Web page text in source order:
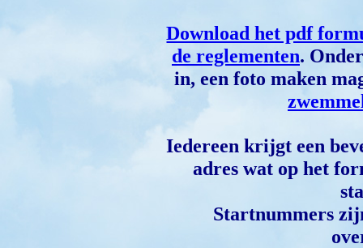
Download het pdf
de reglementen.
in, een foto maken
Iedereen krijgt een
adres wat op het
Startnummers